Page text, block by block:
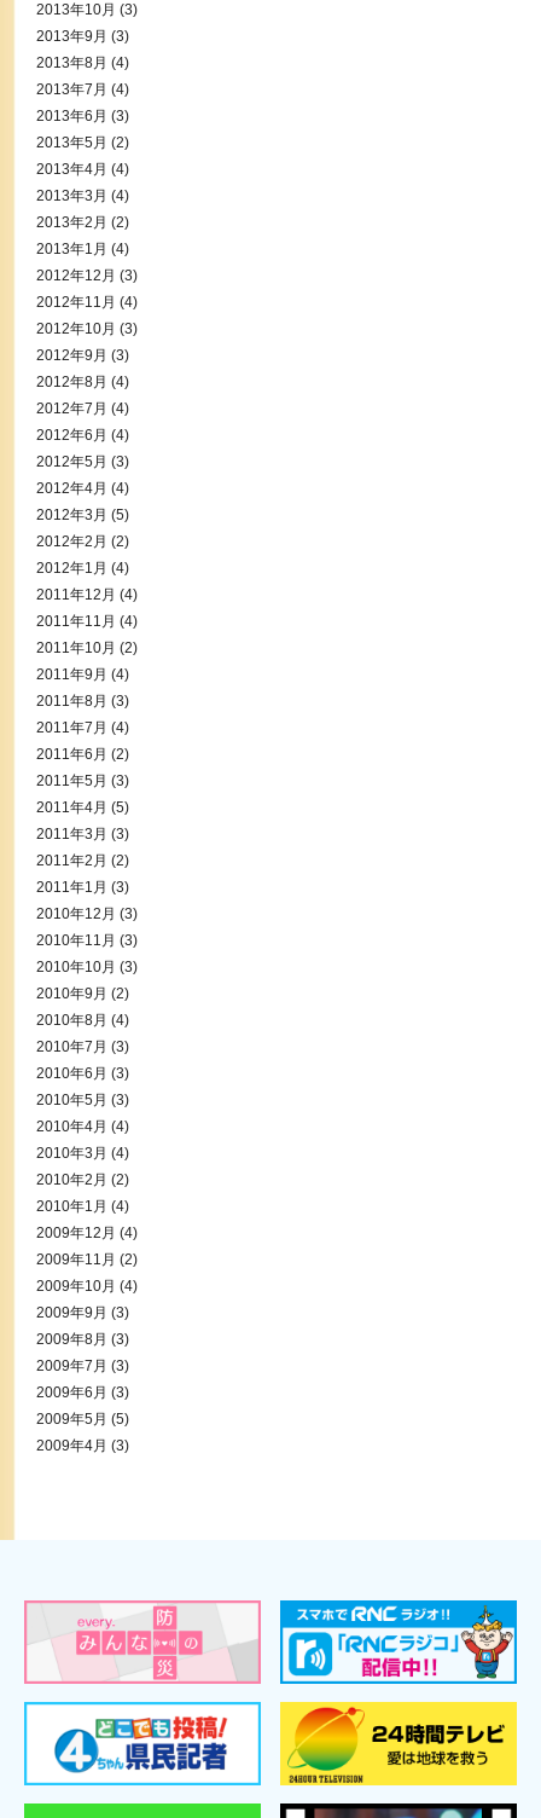
2013年10月 (3)
2013年9月 (3)
2013年8月 (4)
2013年7月 (4)
2013年6月 (3)
2013年5月 (2)
2013年4月 (4)
2013年3月 (4)
2013年2月 (2)
2013年1月 (4)
2012年12月 (3)
2012年11月 (4)
2012年10月 (3)
2012年9月 (3)
2012年8月 (4)
2012年7月 (4)
2012年6月 (4)
2012年5月 (3)
2012年4月 (4)
2012年3月 (5)
2012年2月 (2)
2012年1月 (4)
2011年12月 (4)
2011年11月 (4)
2011年10月 (2)
2011年9月 (4)
2011年8月 (3)
2011年7月 (4)
2011年6月 (2)
2011年5月 (3)
2011年4月 (5)
2011年3月 (3)
2011年2月 (2)
2011年1月 (3)
2010年12月 (3)
2010年11月 (3)
2010年10月 (3)
2010年9月 (2)
2010年8月 (4)
2010年7月 (3)
2010年6月 (3)
2010年5月 (3)
2010年4月 (4)
2010年3月 (4)
2010年2月 (2)
2010年1月 (4)
2009年12月 (4)
2009年11月 (2)
2009年10月 (4)
2009年9月 (3)
2009年8月 (3)
2009年7月 (3)
2009年6月 (3)
2009年5月 (5)
2009年4月 (3)